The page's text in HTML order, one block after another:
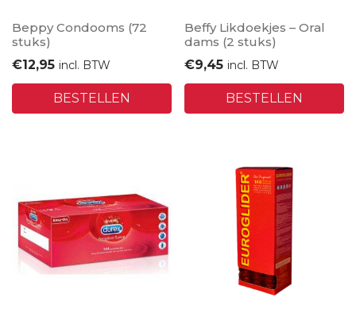
Beppy Condooms (72
stuks)
€12,95 incl. BTW
BESTELLEN
Beffy Likdoekjes – Oral
dams (2 stuks)
€9,45 incl. BTW
BESTELLEN